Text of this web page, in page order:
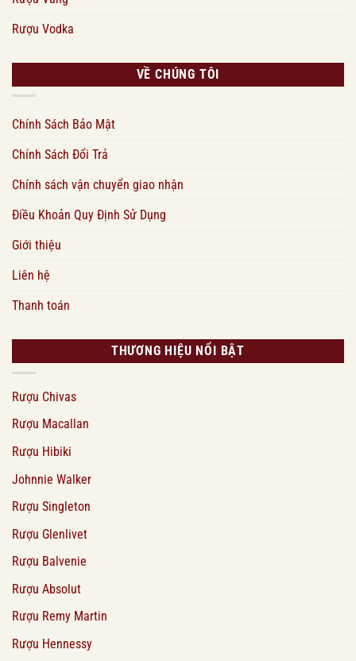
Rượu Vodka
VỀ CHÚNG TÔI
Chính Sách Bảo Mật
Chính Sách Đổi Trả
Chính sách vận chuyển giao nhận
Điều Khoản Quy Định Sử Dụng
Giới thiệu
Liên hệ
Thanh toán
THƯƠNG HIỆU NỔI BẬT
Rượu Chivas
Rượu Macallan
Rượu Hibiki
Johnnie Walker
Rượu Singleton
Rượu Glenlivet
Rượu Balvenie
Rượu Absolut
Rượu Remy Martin
Rượu Hennessy